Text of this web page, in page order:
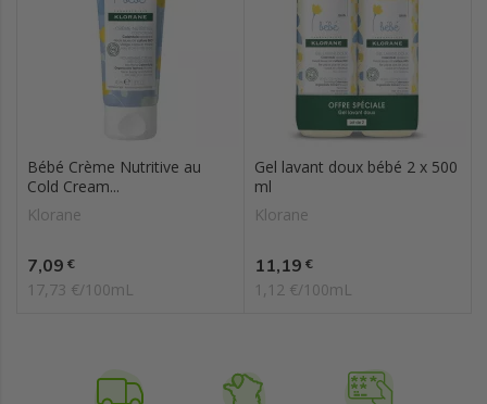
Bébé Crème Nutritive au
Cold Cream...
Klorane
Prix
7,09 €
17,73 €/100mL
Gel lavant doux bébé 2 x 500
ml
Klorane
Prix
11,19 €
1,12 €/100mL